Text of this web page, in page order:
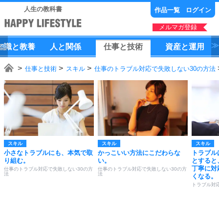
人生の教科書 作品一覧 ログイン
メルマガ登録
識と教養 人 と 関係 仕事と技術 資産と運用
仕事と技術 スキル 仕事のトラブル対応で失敗しない30の方法
スキル
小さなトラブルにも、本気で取
り組む。
仕事のトラブル対応で失敗しない30の方
法
スキル
かっこいい方法にこだわらな
い。
仕事のトラブル対応で失敗しない30の方
法
スキル
トラブ
とする
丁寧に対
くなる。
トラブル対